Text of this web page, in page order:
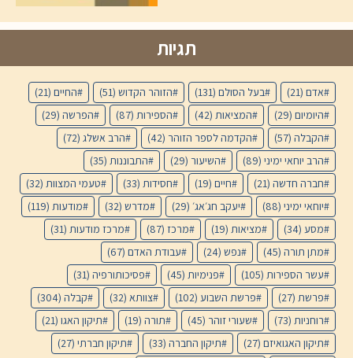
תגיות
אדם (21) בעל הסולם (131) הזוהר הקדוש (51) החיים (21)
היומיום (29) המציאות (42) הספירות (87) הפרשה (29)
הקבלה (57) הקדמה לספר הזוהר (42) הרב אשלג (72)
הרב יוחאי ימיני (89) השיעור (29) התבוננות (35)
חברה חדשה (21) חיים (19) חסידות (33) טעמי המצוות (32)
יוחאי ימיני (88) יעקב חג׳אג׳ (29) מדרש (32) מודעות (119)
מסע (34) מציאות (19) מרכז (87) מרכז מודעות (31)
מתן תורה (45) נפש (24) עבודת האדם (67)
עשר הספירות (105) פנימיות (45) פסיכותורפיה (31)
פרשת (27) פרשת השבוע (102) צוותא (32) קבלה (304)
רוחניות (73) שעורי זוהר (45) תורה (19) תיקון האגו (21)
תיקון האגואיזם (27) תיקון החברה (33) תיקון חברתי (27)